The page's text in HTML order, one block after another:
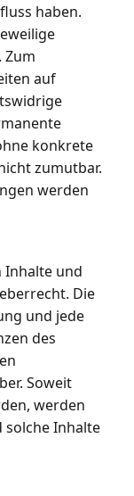
haben.
auf
konkrete
zumutbar.
werden
Inhalte und
Die
und jede
des
Soweit
werden
Inhalte